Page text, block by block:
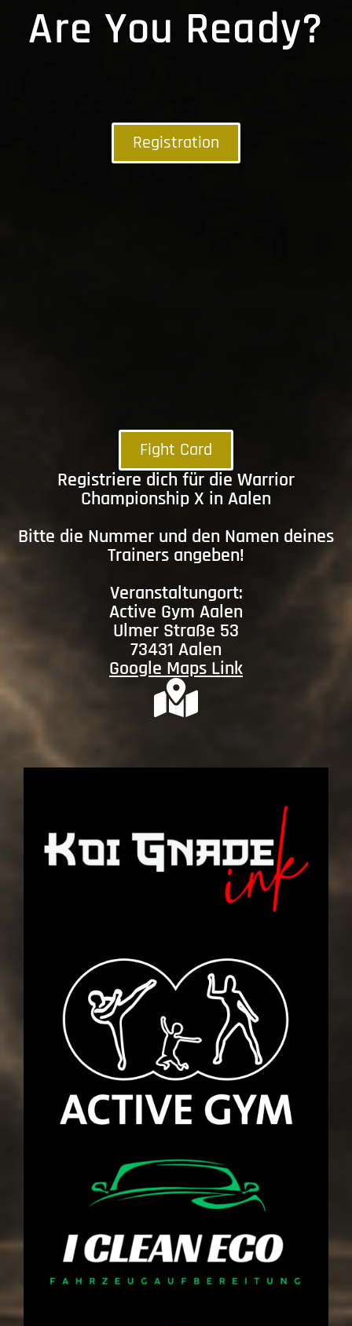
Are You Ready?
Registration
Fight Card
Registriere dich für die Warrior
Championship X in Aalen
Bitte die Nummer und den Namen deines
Trainers angeben!
Veranstaltungort:
Active Gym Aalen
Ulmer Straße 53
73431 Aalen
Google Maps Link